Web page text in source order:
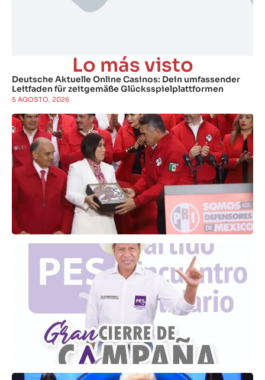
Lo más visto
Deutsche Aktuelle Online Casinos: Dein umfassender
Leitfaden für zeitgemäße Glücksspielplattformen
5 AGOSTO, 2026